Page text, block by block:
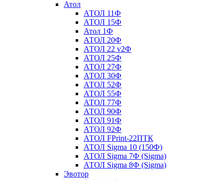
Атол
АТОЛ 11Ф
АТОЛ 15Ф
Атол 1Ф
АТОЛ 20Ф
АТОЛ 22 v2Ф
АТОЛ 25Ф
АТОЛ 27Ф
АТОЛ 30Ф
АТОЛ 52Ф
АТОЛ 55Ф
АТОЛ 77Ф
АТОЛ 90Ф
АТОЛ 91Ф
АТОЛ 92Ф
АТОЛ FPrint-22ПТК
АТОЛ Sigma 10 (150Ф)
АТОЛ Sigma 7Ф (Sigma)
АТОЛ Sigma 8Ф (Sigma)
Эвотор